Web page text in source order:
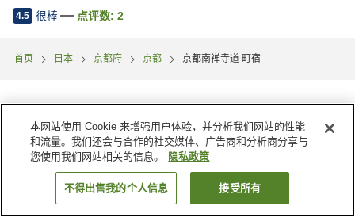
4.5 很棒 点评数: 2
首页 日本 京都府 京都 京都南禅寺道 町宿
搜索客房
本网站使用 Cookie 来增强用户体验，并分析我们网站的性能
和流量。我们还会与合作的社交媒体、广告商和分析商分享与
您使用我们网站相关的信息。
隐私政策
不得出售我的个人信息 接受所有